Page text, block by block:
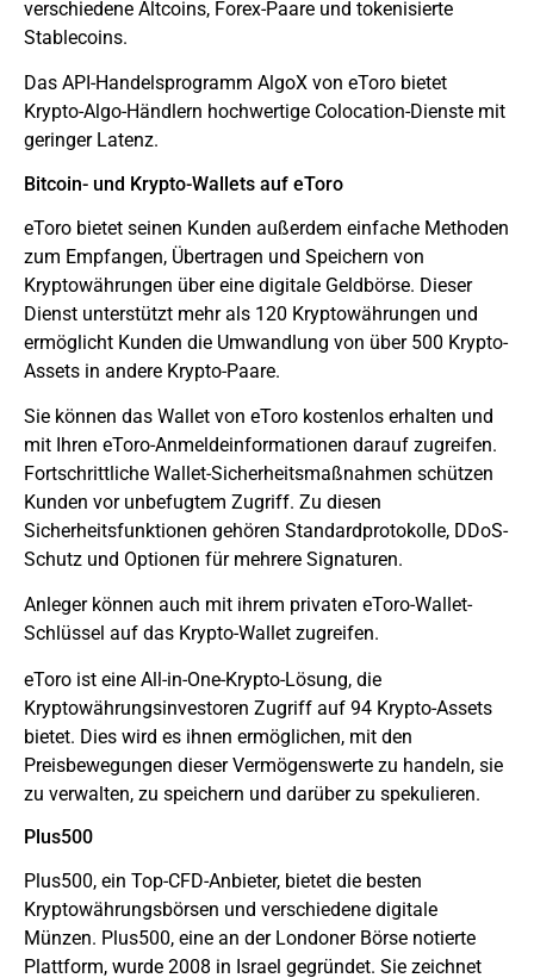
verschiedene Altcoins, Forex-Paare und tokenisierte
Stablecoins.
Das API-Handelsprogramm AlgoX von eToro bietet
Krypto-Algo-Händlern hochwertige Colocation-Dienste mit
geringer Latenz.
Bitcoin- und Krypto-Wallets auf eToro
eToro bietet seinen Kunden außerdem einfache Methoden
zum Empfangen, Übertragen und Speichern von
Kryptowährungen über eine digitale Geldbörse. Dieser
Dienst unterstützt mehr als 120 Kryptowährungen und
ermöglicht Kunden die Umwandlung von über 500 Krypto-
Assets in andere Krypto-Paare.
Sie können das Wallet von eToro kostenlos erhalten und
mit Ihren eToro-Anmeldeinformationen darauf zugreifen.
Fortschrittliche Wallet-Sicherheitsmaßnahmen schützen
Kunden vor unbefugtem Zugriff. Zu diesen
Sicherheitsfunktionen gehören Standardprotokolle, DDoS-
Schutz und Optionen für mehrere Signaturen.
Anleger können auch mit ihrem privaten eToro-Wallet-
Schlüssel auf das Krypto-Wallet zugreifen.
eToro ist eine All-in-One-Krypto-Lösung, die
Kryptowährungsinvestoren Zugriff auf 94 Krypto-Assets
bietet. Dies wird es ihnen ermöglichen, mit den
Preisbewegungen dieser Vermögenswerte zu handeln, sie
zu verwalten, zu speichern und darüber zu spekulieren.
Plus500
Plus500, ein Top-CFD-Anbieter, bietet die besten
Kryptowährungsbörsen und verschiedene digitale
Münzen. Plus500, eine an der Londoner Börse notierte
Plattform, wurde 2008 in Israel gegründet. Sie zeichnet